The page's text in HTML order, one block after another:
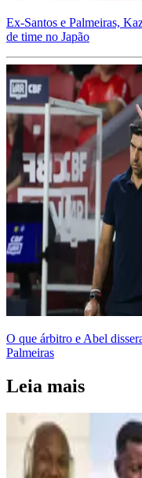
Ex-Santos e Palmeiras,
de time no Japão
O que árbitro e Abel
Palmeiras
Leia mais